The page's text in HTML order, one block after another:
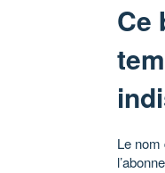
Ce
Le nom